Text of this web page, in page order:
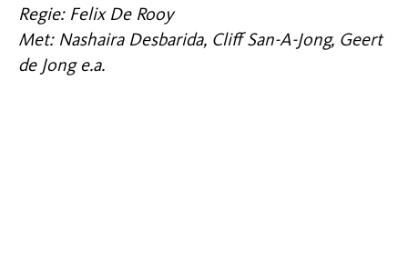
Regie: Felix De Rooy
Met: Nashaira Desbarida, Cliff San-A-Jong, Geert
de Jong e.a.